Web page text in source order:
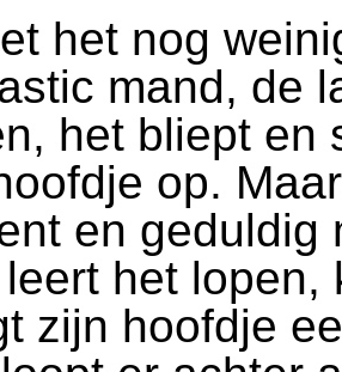
het nog
mand, de
het bliept en
op.
en geduldig
het lopen,
zijn hoofdje